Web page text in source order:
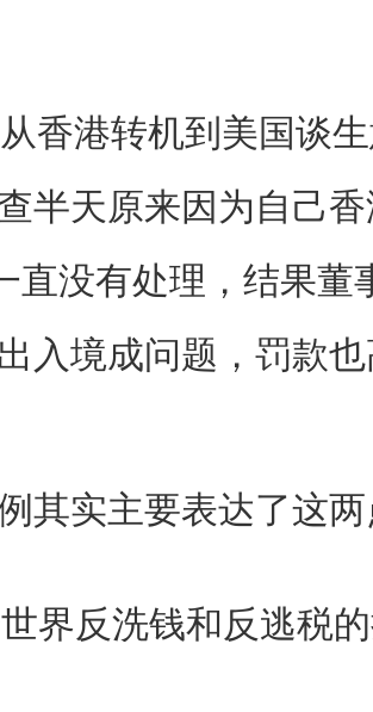
香港转机到美国谈
半天原来因为自己
直没有处理，结果董
入境成问题，罚款
其实主要表达了这
界反洗钱和反逃税